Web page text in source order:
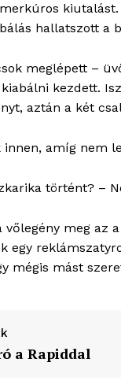
hallatszott a
meglépett –
kezdett.
aztán a két
amíg nem
történt? –
vőlegény meg az
egy
mégis mást
a Rapiddal